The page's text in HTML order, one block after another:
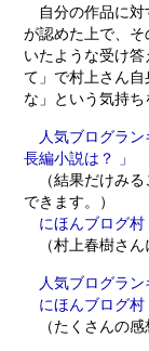
自分の作品に対
が認めた上で、
いたような受け
て」で村上さん
な」という気持ち
人気ブログラ
長編小説は？ 」
（結果だけみる
できます。）
にほんブログ
（村上春樹さん
人気ブログラ
にほんブログ
（たくさんの感